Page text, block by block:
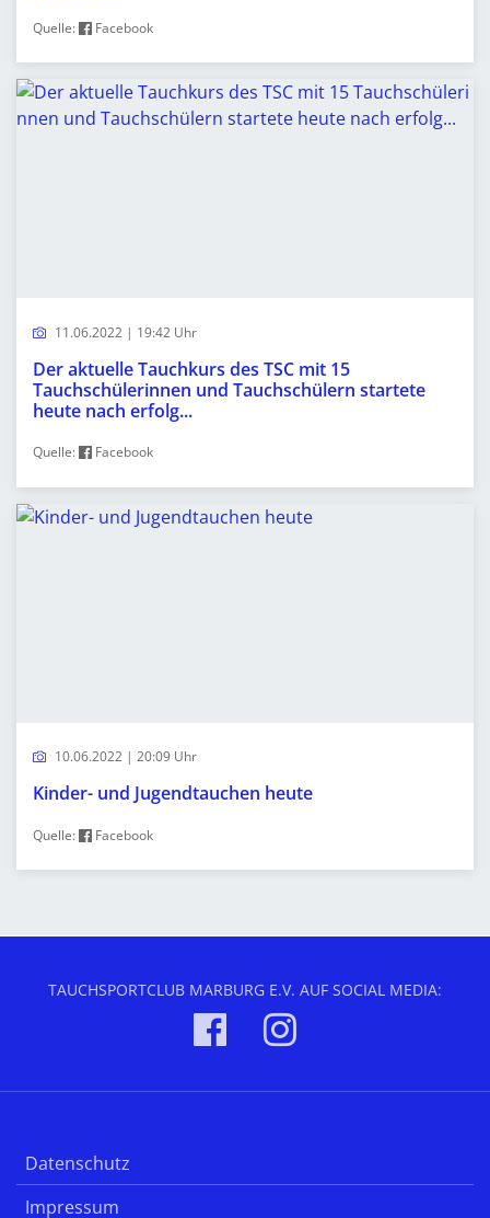
Quelle: Facebook
11.06.2022 | 19:42 Uhr
Der aktuelle Tauchkurs des TSC mit 15
Tauchschülerinnen und Tauchschülern startete
heute nach erfolg...
Quelle: Facebook
10.06.2022 | 20:09 Uhr
Kinder- und Jugendtauchen heute
Quelle: Facebook
TAUCHSPORTCLUB MARBURG E.V. AUF SOCIAL MEDIA:
Datenschutz
Impressum